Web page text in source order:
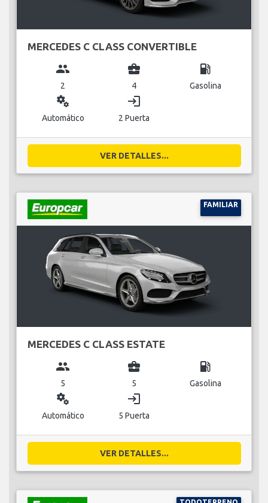
MERCEDES C CLASS CONVERTIBLE
group
2
business_center
4
local_gas_station
Gasolina
miscellaneous_services
Automático
login
2 Puerta
VER DETALLES...
FAMILIAR
MERCEDES C CLASS ESTATE
group
5
business_center
5
local_gas_station
Gasolina
miscellaneous_services
Automático
login
5 Puerta
VER DETALLES...